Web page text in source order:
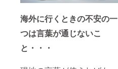
海外に行くときの不安の一
つは言葉が通じないこ
と・・・